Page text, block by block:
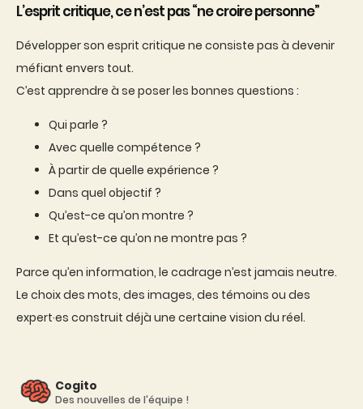
L’esprit critique, ce n’est pas “ne croire personne”
Développer son esprit critique ne consiste pas à devenir
méfiant envers tout.
C’est apprendre à se poser les bonnes questions :
Qui parle ?
Avec quelle compétence ?
À partir de quelle expérience ?
Dans quel objectif ?
Qu’est-ce qu’on montre ?
Et qu’est-ce qu’on ne montre pas ?
Parce qu’en information, le cadrage n’est jamais neutre.
Le choix des mots, des images, des témoins ou des
expert·es construit déjà une certaine vision du réel.
Cogito
Des nouvelles de l'équipe !